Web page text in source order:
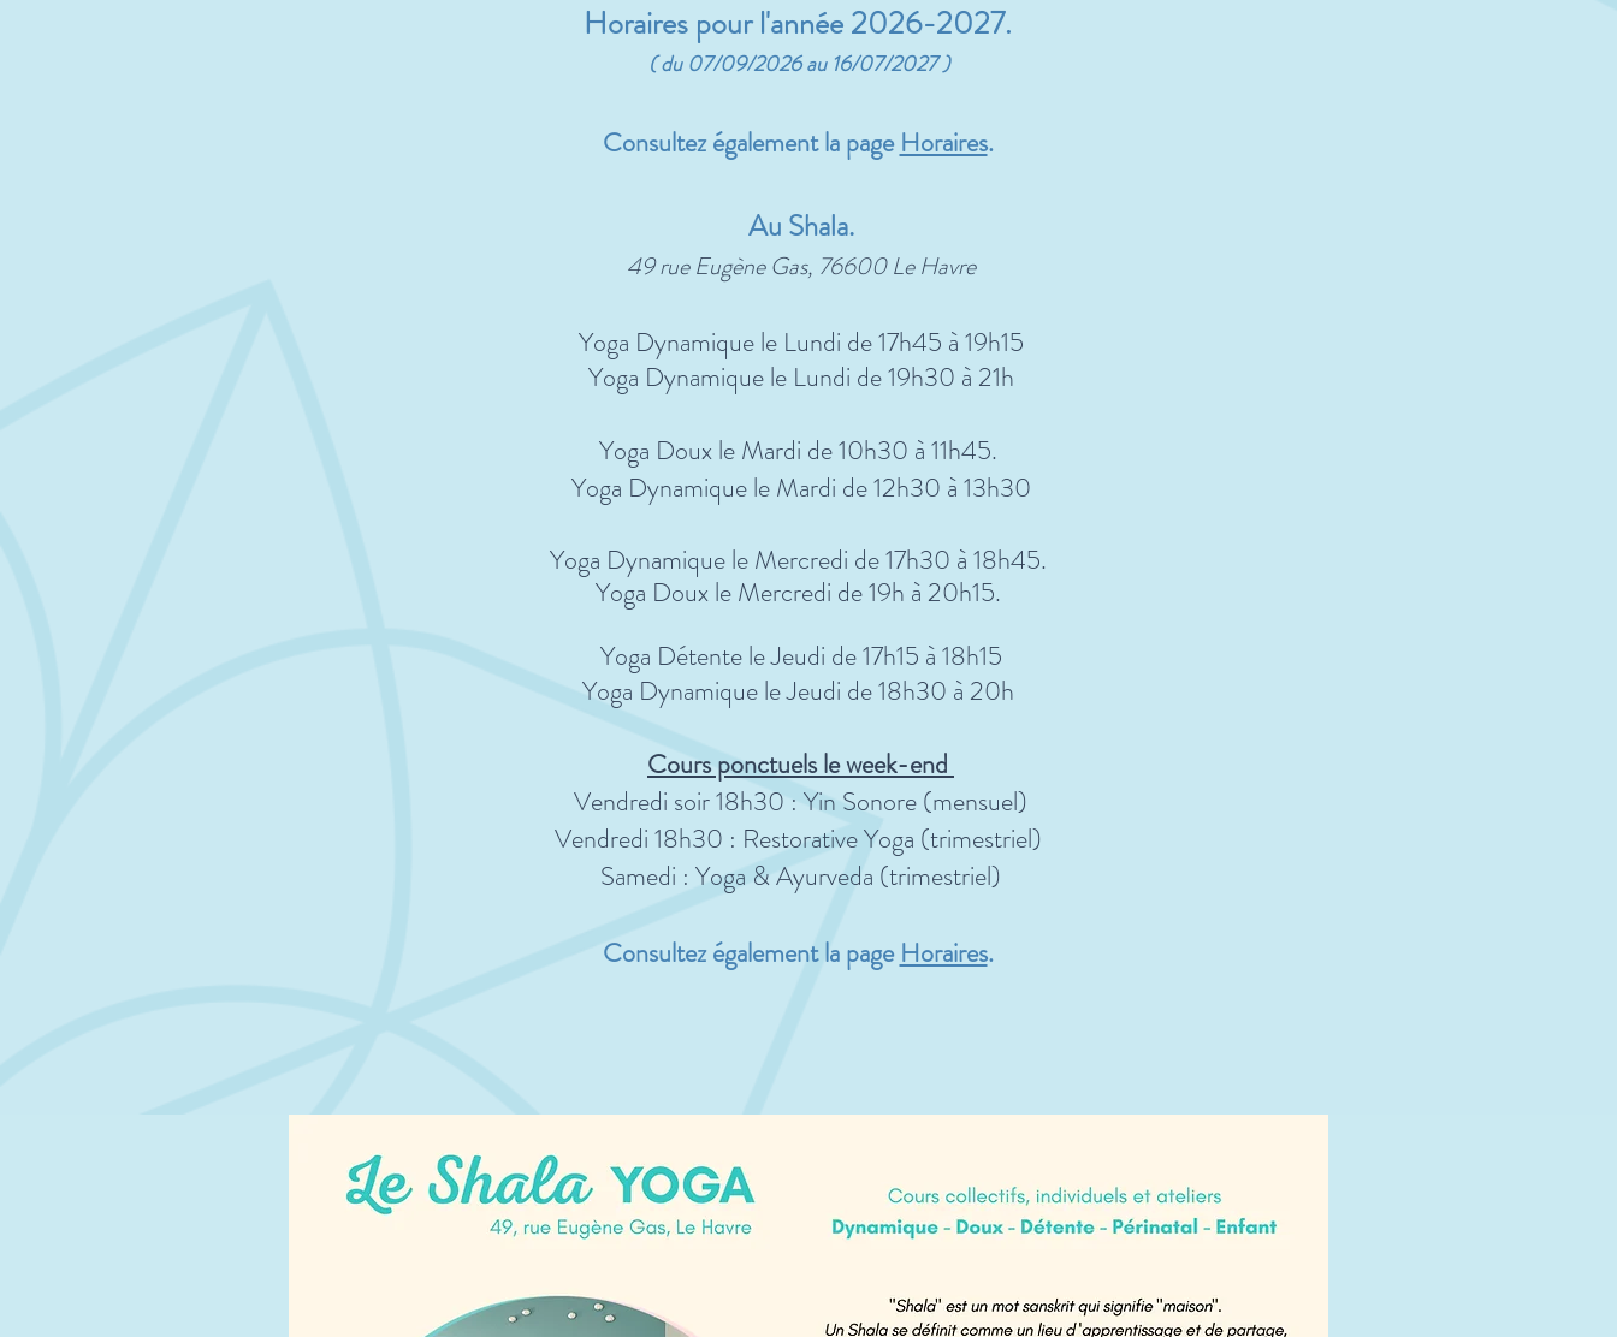
Horaires pour l'année 2026-2027.
( du 07/09/2026 au 16/07/2027 )
Consultez également la pageHoraires.
Au Shala.
49 rue Eugène Gas, 76600 Le Havre
Yoga Dynamique le Lundi de 17h45 à 19h15
Yoga Dynamique le Lundi de 19h30 à 21h
Yoga Doux le Mardi de 10h30 à 11h45.
Yoga Dynamique le Mardi de 12h30 à 13h30
Yoga Dynamique le Mercredi de 17h30 à 18h45.
Yoga Doux le Mercredi de 19h à 20h15.
Yoga Détente le Jeudi de 17h15 à 18h15
Yoga Dynamique le Jeudi de 18h30 à 20h
Cours ponctuels le week-end
Vendredi soir 18h30 : Yin Sonore (mensuel)
Vendredi 18h30 : Restorative Yoga (trimestriel)
Samedi : Yoga & Ayurveda (trimestriel)
Consultez également la pageHoraires.